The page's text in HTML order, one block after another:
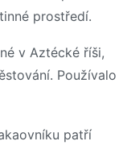
prostředí.
v Aztécké říši,
Používalo
patří